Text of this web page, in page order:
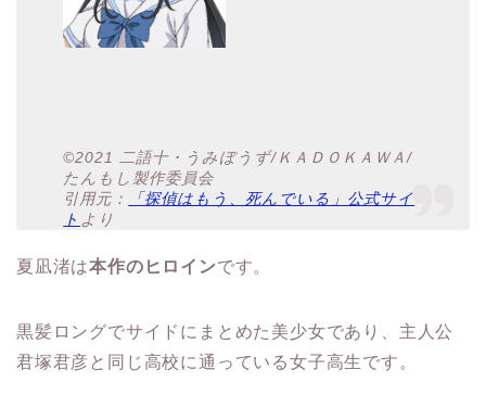
©2021 二語十・うみぼうず/ＫＡＤＯＫＡＷＡ/
たんもし製作委員会
引用元：
「探偵はもう、死んでいる」公式サイ
ト より
夏凪渚は本作のヒロインです。
黒髪ロングでサイドにまとめた美少女であり、主人公
君塚君彦と同じ高校に通っている女子高生です。